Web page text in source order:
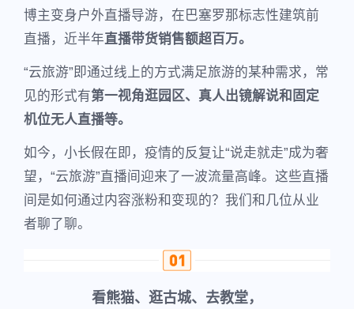
博主变身户外直播导游，在巴塞罗那标志性建筑前
直播，近半年直播带货销售额超百万。
“云旅游”即通过线上的方式满足旅游的某种需求，常
见的形式有第一视角逛园区、真人出镜解说和固定
机位无人直播等。
如今，小长假在即，疫情的反复让“说走就走”成为奢
望，“云旅游”直播间迎来了一波流量高峰。这些直播
间是如何通过内容涨粉和变现的？我们和几位从业
者聊了聊。
看熊猫、逛古城、去教堂，